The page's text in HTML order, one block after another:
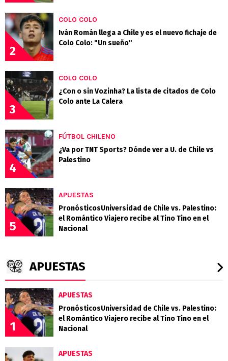
2
COLO COLO
Iván Román llega a Chile y es el nuevo fichaje de
Colo Colo: "Un sueño"
3
COLO COLO
¿Con o sin Vozinha? La lista de citados de Colo
Colo ante La Calera
4
FÚTBOL CHILENO
¿Va por TNT Sports? Dónde ver a U. de Chile vs
Palestino
5
APUESTAS
PronósticosUniversidad de Chile vs. Palestino:
el Romántico Viajero recibe al Tino Tino en el
Nacional
APUESTAS
1
APUESTAS
PronósticosUniversidad de Chile vs. Palestino:
el Romántico Viajero recibe al Tino Tino en el
Nacional
APUESTAS